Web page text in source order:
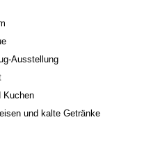
Ausstellung
Kuchen
und kalte Getränke